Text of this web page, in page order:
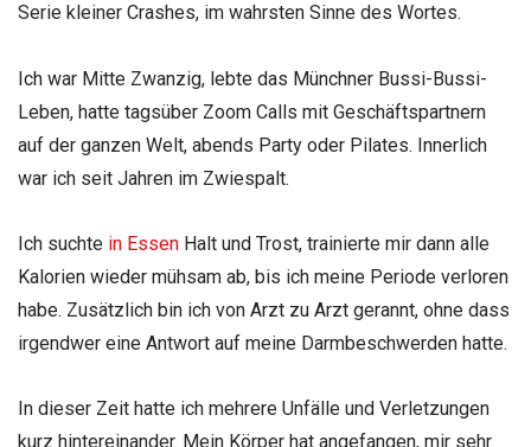
Serie kleiner Crashes, im wahrsten Sinne des Wortes.
Ich war Mitte Zwanzig, lebte das Münchner Bussi-Bussi-
Leben, hatte tagsüber Zoom Calls mit Geschäftspartnern
auf der ganzen Welt, abends Party oder Pilates. Innerlich
war ich seit Jahren im Zwiespalt.
Ich suchte in Essen Halt und Trost, trainierte mir dann alle
Kalorien wieder mühsam ab, bis ich meine Periode verloren
habe. Zusätzlich bin ich von Arzt zu Arzt gerannt, ohne dass
irgendwer eine Antwort auf meine Darmbeschwerden hatte.
In dieser Zeit hatte ich mehrere Unfälle und Verletzungen
kurz hintereinander. Mein Körper hat angefangen, mir sehr